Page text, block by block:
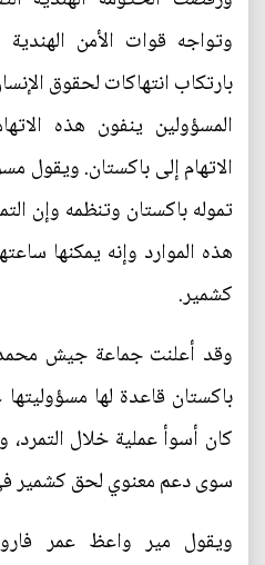
وتواجه قوات الأمن
بارتكاب انتهاكات لحقوق
المسؤولين ينفون هذه
الاتهام إلى باكستان. ويقول
تموله باكستان وتنظمه وإن
هذه الموارد وإنه يمكنها
كشمير.
وقد أعلنت جماعة جيش
باكستان قاعدة لها
كان أسوأ عملية خلال التمرد،
سوى دعم معنوي لحق كشمير
ويقول مير واعظ عمر